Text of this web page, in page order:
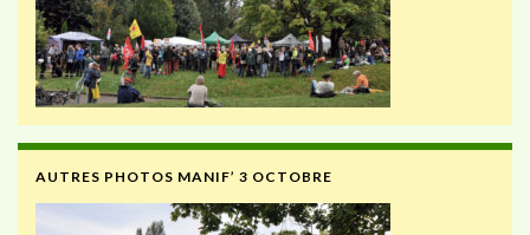
AUTRES PHOTOS MANIF’ 3 OCTOBRE